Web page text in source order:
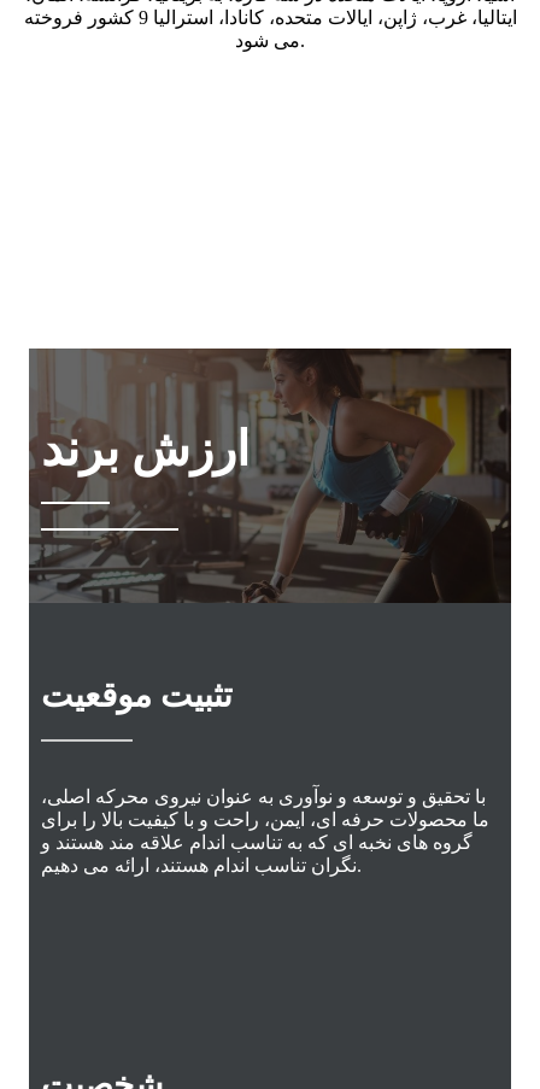
ایتالیا، غرب، ژاپن، ایالات متحده، کانادا، استرالیا 9 کشور فروخته
می شود.
ارزش برند
تثبیت موقعیت
با تحقیق و توسعه و نوآوری به عنوان نیروی محرکه اصلی،
ما محصولات حرفه ای، ایمن، راحت و با کیفیت بالا را برای
گروه های نخبه ای که به تناسب اندام علاقه مند هستند و
نگران تناسب اندام هستند، ارائه می دهیم.